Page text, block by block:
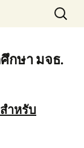
ค้นหา
สำหรับ:
กษา มจธ.
ำหรับ